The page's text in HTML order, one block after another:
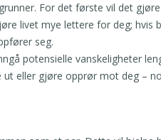
For det første vil det
livet mye lettere for deg; hvis
seg.
potensielle vanskeligheter
eller gjøre opprør mot deg –